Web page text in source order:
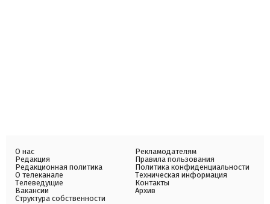
О нас
Редакция
Редакционная политика
О телеканале
Телеведущие
Вакансии
Структура собственности
Рекламодателям
Правила пользования
Политика конфиденциальности
Техническая информация
Контакты
Архив